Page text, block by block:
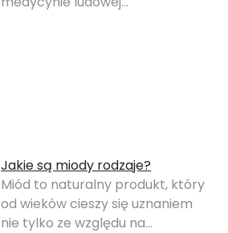
Jakie są miody rodzaje?
Miód to naturalny produkt, który
od wieków cieszy się uznaniem
nie tylko ze względu na…